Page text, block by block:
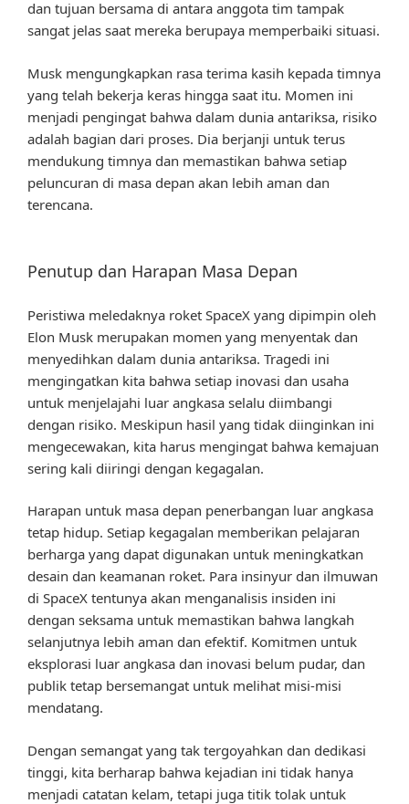
dan tujuan bersama di antara anggota tim tampak
sangat jelas saat mereka berupaya memperbaiki situasi.
Musk mengungkapkan rasa terima kasih kepada timnya
yang telah bekerja keras hingga saat itu. Momen ini
menjadi pengingat bahwa dalam dunia antariksa, risiko
adalah bagian dari proses. Dia berjanji untuk terus
mendukung timnya dan memastikan bahwa setiap
peluncuran di masa depan akan lebih aman dan
terencana.
Penutup dan Harapan Masa Depan
Peristiwa meledaknya roket SpaceX yang dipimpin oleh
Elon Musk merupakan momen yang menyentak dan
menyedihkan dalam dunia antariksa. Tragedi ini
mengingatkan kita bahwa setiap inovasi dan usaha
untuk menjelajahi luar angkasa selalu diimbangi
dengan risiko. Meskipun hasil yang tidak diinginkan ini
mengecewakan, kita harus mengingat bahwa kemajuan
sering kali diiringi dengan kegagalan.
Harapan untuk masa depan penerbangan luar angkasa
tetap hidup. Setiap kegagalan memberikan pelajaran
berharga yang dapat digunakan untuk meningkatkan
desain dan keamanan roket. Para insinyur dan ilmuwan
di SpaceX tentunya akan menganalisis insiden ini
dengan seksama untuk memastikan bahwa langkah
selanjutnya lebih aman dan efektif. Komitmen untuk
eksplorasi luar angkasa dan inovasi belum pudar, dan
publik tetap bersemangat untuk melihat misi-misi
mendatang.
Dengan semangat yang tak tergoyahkan dan dedikasi
tinggi, kita berharap bahwa kejadian ini tidak hanya
menjadi catatan kelam, tetapi juga titik tolak untuk